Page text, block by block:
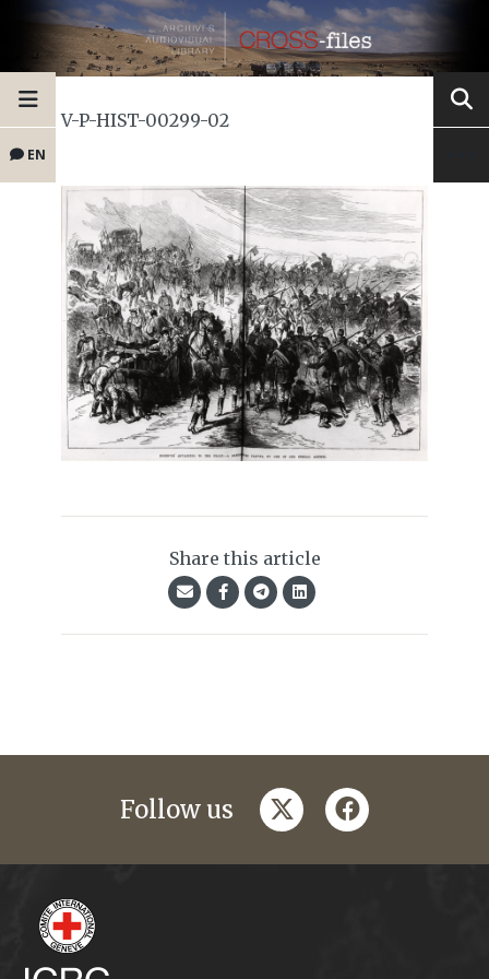
EN
V-P-HIST-00299-02
Share this article
Follow us twitterfacebook